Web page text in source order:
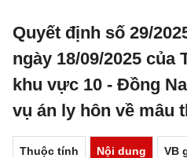
Quyết định số 29/
ngày 18/09/2025 của
khu vực 10 - Đồng
vụ án ly hôn về mâu
Thuộc tính Nội dung VB